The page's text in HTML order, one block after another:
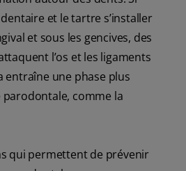
et le tartre s’installer
et sous les gencives, des
l’os et les ligaments
entraîne une phase plus
parodontale, comme la
qui permettent de prévenir